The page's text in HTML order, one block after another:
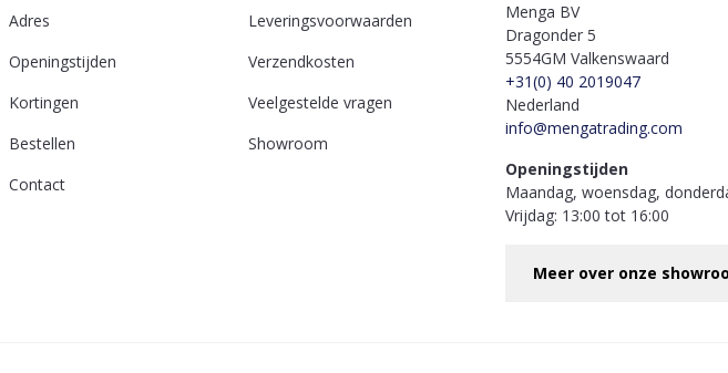
Adres
Leveringsvoorwaarden
Openingstijden
Verzendkosten
Kortingen
Veelgestelde vragen
Bestellen
Showroom
Contact
Menga BV
Dragonder 5
5554GM Valkenswaard
+31(0) 40 2019047
Nederland
info@mengatrading.com
Openingstijden
Maandag, woensdag,
Vrijdag: 13:00 tot 16:00
Meer over onze